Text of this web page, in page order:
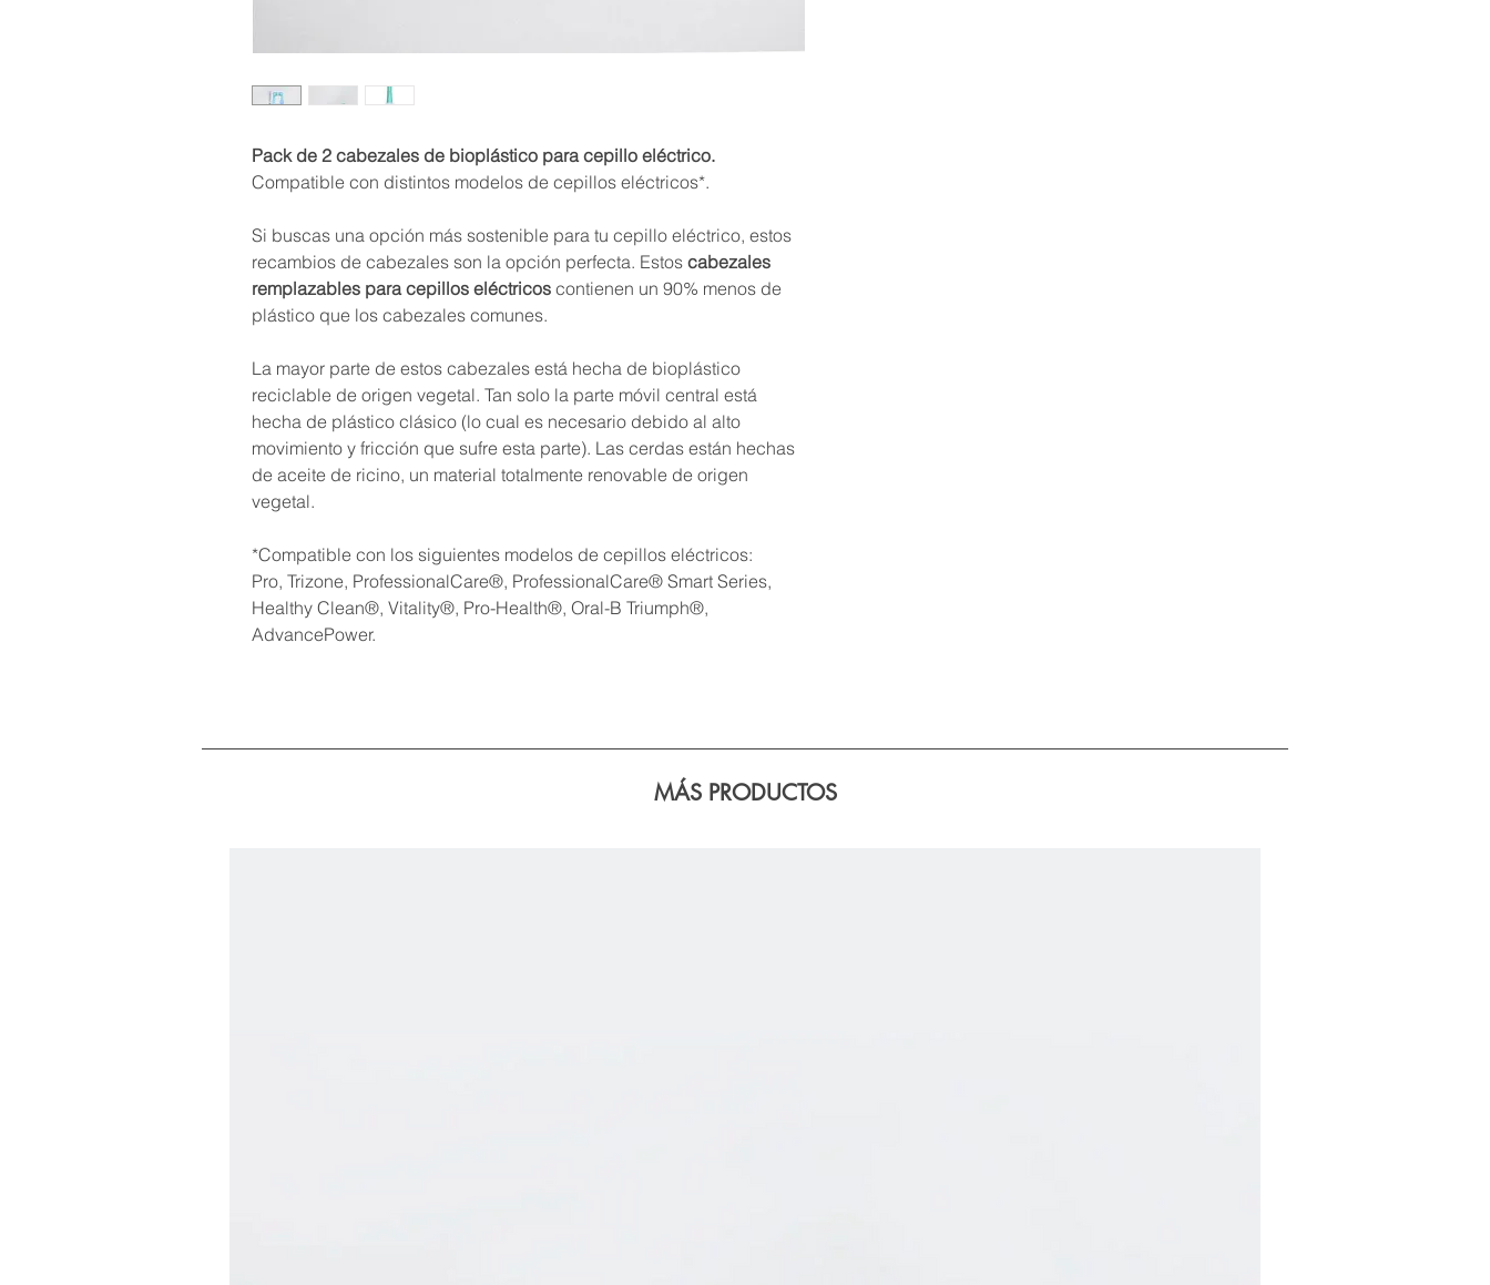
Pack de 2 cabezales de bioplástico para cepillo eléctrico.
Compatible con distintos modelos de cepillos eléctricos*.
Si buscas una opción más sostenible para tu cepillo eléctrico, estos
recambios de cabezales son la opción perfecta. Estos cabezales
remplazables para cepillos eléctricos contienen un 90% menos de
plástico que los cabezales comunes.
La mayor parte de estos cabezales está hecha de bioplástico
reciclable de origen vegetal. Tan solo la parte móvil central está
hecha de plástico clásico (lo cual es necesario debido al alto
movimiento y fricción que sufre esta parte). Las cerdas están hechas
de aceite de ricino, un material totalmente renovable de origen
vegetal.
*Compatible con los siguientes modelos de cepillos eléctricos:
Pro, Trizone, ProfessionalCare®, ProfessionalCare® Smart Series,
Healthy Clean®, Vitality®, Pro-Health®, Oral-B Triumph®,
AdvancePower.
MÁS PRODUCTOS